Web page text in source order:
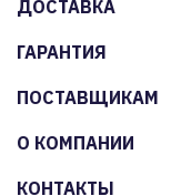
ДОСТАВКА
ГАРАНТИЯ
ПОСТАВЩИКАМ
О КОМПАНИИ
КОНТАКТЫ